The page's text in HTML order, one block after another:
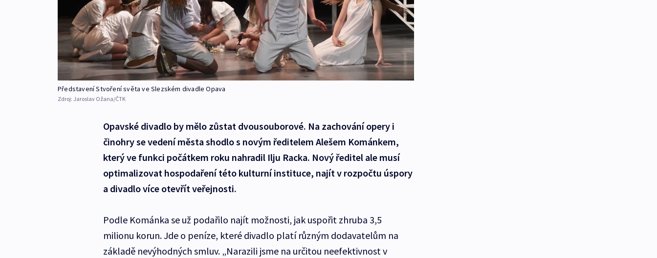
Představení Stvoření světa ve Slezském divadle Opava
Zdroj: Jaroslav Ožana/ČTK
Opavské divadlo by mělo zůstat dvousouborové. Na zachování opery i
činohry se vedení města shodlo s novým ředitelem Alešem Kománkem,
který ve funkci počátkem roku nahradil Ilju Racka. Nový ředitel ale musí
optimalizovat hospodaření této kulturní instituce, najít v rozpočtu úspory
a divadlo více otevřít veřejnosti.
Podle Kománka se už podařilo najít možnosti, jak uspořit zhruba 3,5
milionu korun. Jde o peníze, které divadlo platí různým dodavatelům na
základě nevýhodných smluv. „Narazili jsme na určitou neefektivnost v